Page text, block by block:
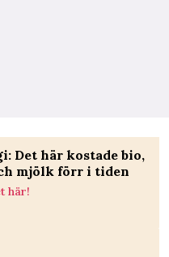
Det här kostade bio,
mjölk förr i tiden
här!